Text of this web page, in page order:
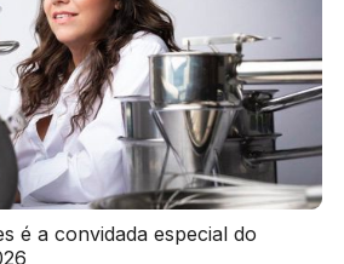
é a convidada especial do